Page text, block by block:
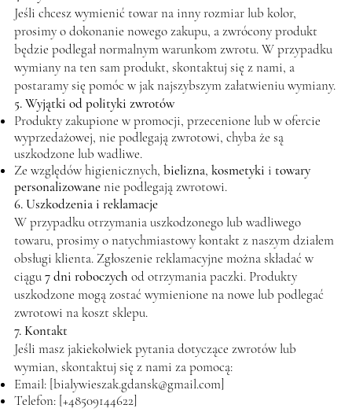
Jeśli chcesz wymienić towar na inny rozmiar lub kolor,
prosimy o dokonanie nowego zakupu, a zwrócony produkt
będzie podlegał normalnym warunkom zwrotu. W przypadku
wymiany na ten sam produkt, skontaktuj się z nami, a
postaramy się pomóc w jak najszybszym załatwieniu wymiany.
5. Wyjątki od polityki zwrotów
Produkty zakupione w promocji, przecenione lub w ofercie
wyprzedażowej, nie podlegają zwrotowi, chyba że są
uszkodzone lub wadliwe.
Ze względów higienicznych, bielizna, kosmetyki i towary
personalizowanenie podlegają zwrotowi.
6. Uszkodzenia i reklamacje
W przypadku otrzymania uszkodzonego lub wadliwego
towaru, prosimy o natychmiastowy kontakt z naszym działem
obsługi klienta. Zgłoszenie reklamacyjne można składać w
ciągu7 dni roboczych od otrzymania paczki. Produkty
uszkodzone mogą zostać wymienione na nowe lub podlegać
zwrotowi na koszt sklepu.
7. Kontakt
Jeśli masz jakiekolwiek pytania dotyczące zwrotów lub
wymian, skontaktuj się z nami za pomocą:
Email: [bialywieszak.gdansk@gmail.com]
Telefon: [+48509144622]